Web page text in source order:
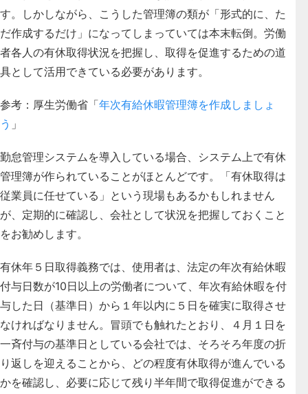
す。
しかしながら、こうした管理簿の類が「形式的に、た
だ作成するだけ」になってしまっていては本末転倒。労働
者各人の有休取得状況を把握し、取得を促進するための道
具として活用できている必要があります。
参考：厚生労働省「年次有給休暇管理簿を作成しましょ
う 」
勤怠管理システムを導入している場合、システム上で有休
管理簿が作られていることがほとんどです。「有休取得は
従業員に任せている」という現場もあるかもしれません
が、定期的に確認し、会社として状況を把握しておくこと
をお勧めします。
有休年５日取得義務では、使用者は、法定の年次有給休暇
付与日数が10日以上の労働者について、年次有給休暇を付
与した日（基準日）から１年以内に５日を確実に取得させ
なければなりません。 冒頭でも触れたとおり、４月１日を
一斉付与の基準日としている会社では、そろそろ年度の折
り返しを迎えることから、どの程度有休取得が進んでいる
かを確認し、必要に応じて残り半年間で取得促進ができる